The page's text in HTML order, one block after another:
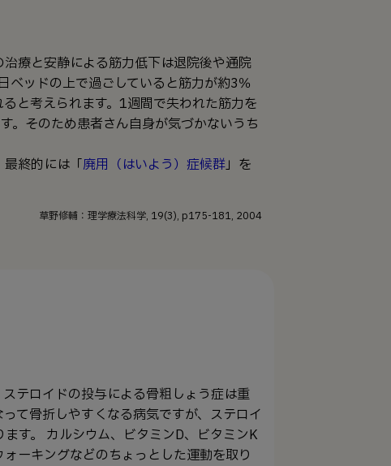
療と安静による筋力低下は退院後や通院
ベッドの上で過ごしていると筋力が約3％
と考えられます。1週間で失われた筋力を
。そのため患者さん自身が気づかないうち
終的には「廃用（はいよう）症候群」を
草野修輔：理学療法科学, 19(3), p175-181, 2004
テロイドの投与による骨粗しょう症は重
て骨折しやすくなる病気ですが、ステロイ
す。 カルシウム、ビタミンD、ビタミンK
ーキングなどのちょっとした運動を取り